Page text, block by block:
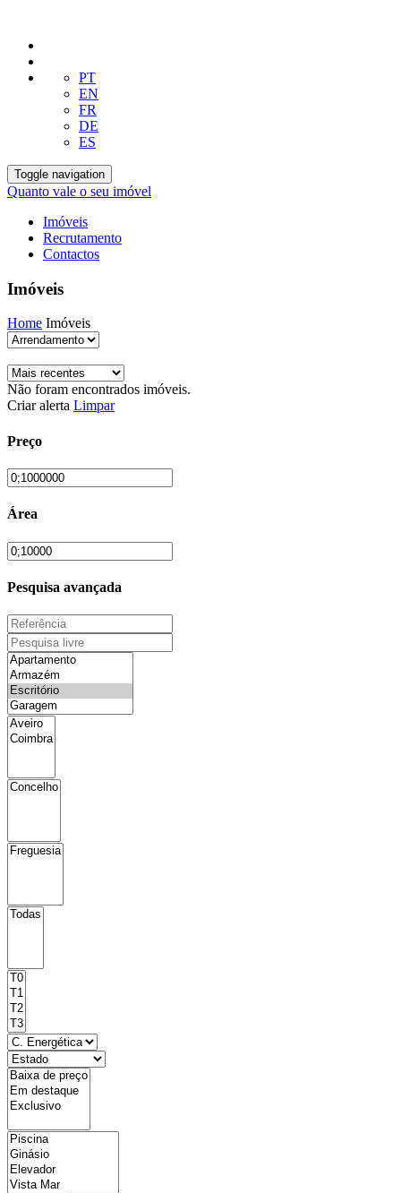
PT
EN
FR
DE
ES
Toggle navigation
Quanto vale o seu imóvel
Imóveis
Recrutamento
Contactos
Imóveis
Home Imóveis
Não foram encontrados imóveis.
Criar alerta Limpar
Preço
Área
Pesquisa avançada